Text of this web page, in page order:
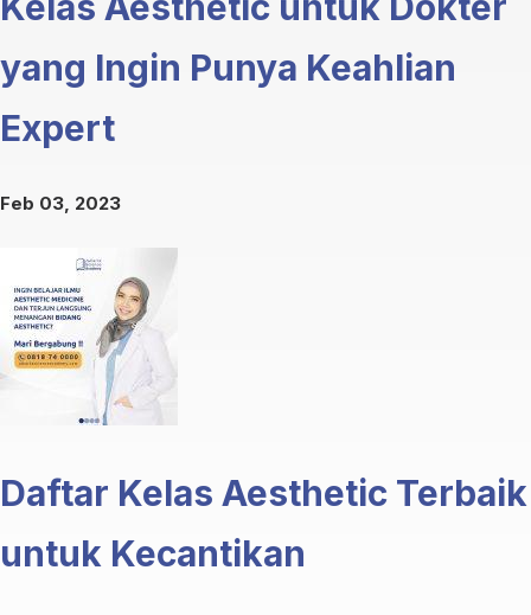
yang Ingin Punya Keahlian
Expert
Feb 03, 2023
Daftar Kelas Aesthetic Terbaik
untuk Kecantikan